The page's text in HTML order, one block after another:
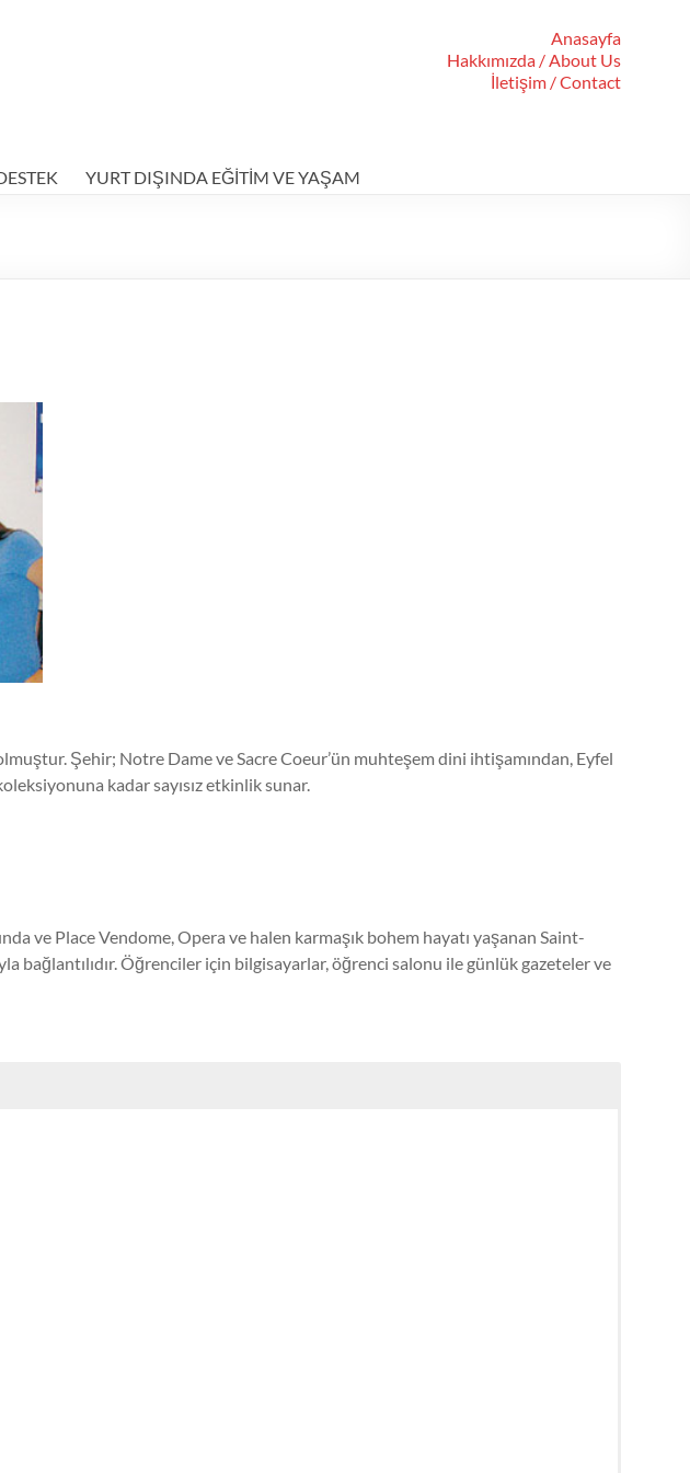
Anasayfa
Hakkımızda / About Us
İletişim / Contact
YURT DIŞINDA EĞİTİM VE YAŞAM
Şehir; Notre Dame ve Sacre Coeur’ün muhteşem dini ihtişamından, Eyfel
kadar sayısız etkinlik sunar.
ve Place Vendome, Opera ve halen karmaşık bohem hayatı yaşanan Saint-
bağlantılıdır. Öğrenciler için bilgisayarlar, öğrenci salonu ile günlük gazeteler ve